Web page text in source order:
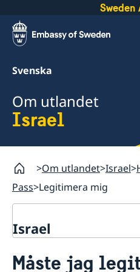
Sweden
Svenska
Om utlandet
Israel
Om utlandet Israel
Pass Legitimera mig
Israel
Hjälp till svenskar i
Måste jag